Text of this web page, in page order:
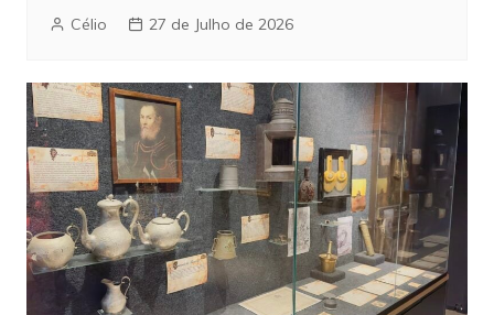
Célio 27 de Julho de 2026